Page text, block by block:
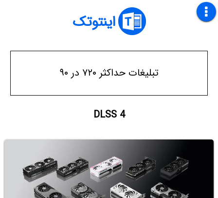
اینتوتک
تبلیغات حداکثر ۷۲۰ در ۹۰
DLSS 4